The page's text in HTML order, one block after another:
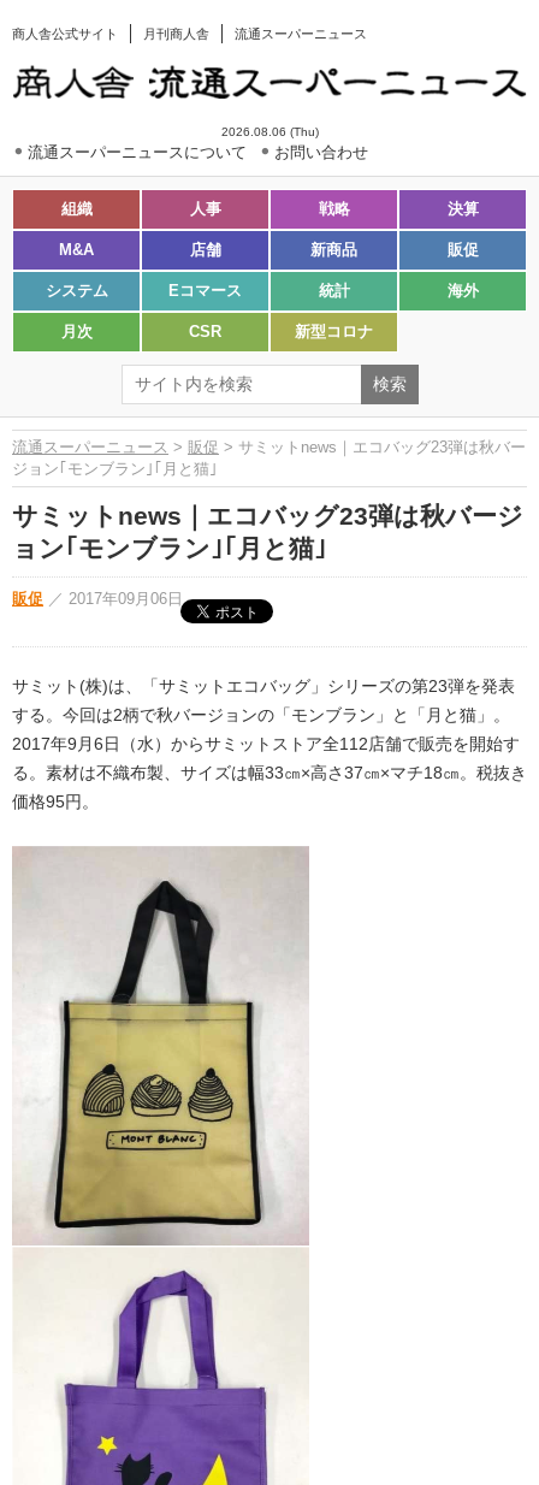
商人舎公式サイト 月刊商人舎 流通スーパーニュース
2026.08.06 (Thu)
流通スーパーニュースについて お問い合わせ
組織 人事 戦略 決算
M&A 店舗 新商品 販促
システム Eコマース 統計 海外
月次 CSR 新型コロナ
流通スーパーニュース > 販促 > サミットnews｜エコバッグ23弾は秋バー
ジョン｢モンブラン｣｢月と猫｣
サミットnews｜エコバッグ23弾は秋バージ
ョン｢モンブラン｣｢月と猫｣
販促 ／ 2017年09月06日
サミット(株)は、「サミットエコバッグ」シリーズの第23弾を発表
する。今回は2柄で秋バージョンの「モンブラン」と「月と猫」。
2017年9月6日（水）からサミットストア全112店舗で販売を開始す
る。素材は不織布製、サイズは幅33㎝×高さ37㎝×マチ18㎝。税抜き
価格95円。